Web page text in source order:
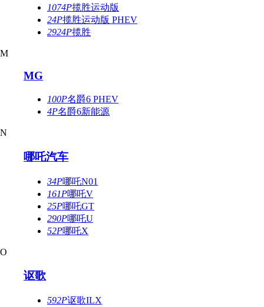
1074P揽胜运动版
24P揽胜运动版 PHEV
2924P揽胜
M
MG
100P名爵6 PHEV
4P名爵6新能源
N
哪吒汽车
34P哪吒N01
161P哪吒V
25P哪吒GT
290P哪吒U
52P哪吒X
O
讴歌
592P讴歌ILX